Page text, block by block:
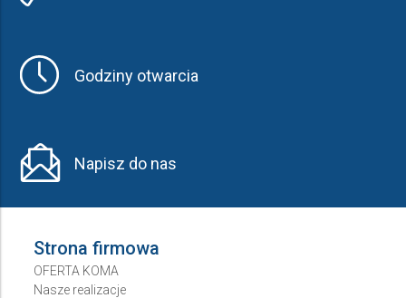
Godziny otwarcia
Napisz do nas
Strona firmowa
OFERTA KOMA
Nasze realizacje